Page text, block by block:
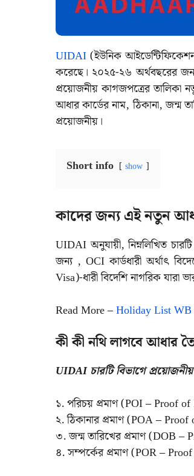
UIDAI (ইউনিক
করেছে। ২০২৫-২৬ অর্থবছরের
প্রয়োজনীয় কাগজপত্রের তালিকা
আধার কার্ডের নাম, ঠিকানা,
প্রয়োজনীয়।
Short info show
কাদের জন্য এই নতুন
UIDAI অনুযায়ী, নিম্নলিখিত
জন্য , OCI কার্ডধারী অর্থাৎ
Visa)-ধারী বিদেশি নাগরিক যারা
Read More –Holiday List WB
কী কী নথি লাগবে আধার
UIDAI চারটি বিভাগে
১. পরিচয় প্রমাণ (POI – Proof
২. ঠিকানার প্রমাণ (POA –
৩. জন্ম তারিখের প্রমাণ (DOB
৪. সম্পর্কের প্রমাণ (POR –